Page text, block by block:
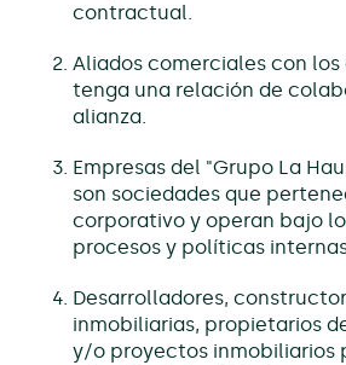
contractual.
Aliados comerciales con los
tenga una relación de
alianza.
Empresas del "Grupo La
son sociedades que
corporativo y operan bajo
procesos y políticas
Desarrolladores,
inmobiliarias, propietarios
y/o proyectos inmobiliarios